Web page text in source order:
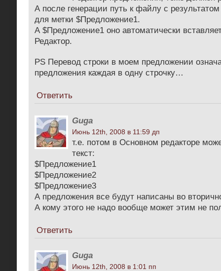
А после генерации путь к файлу с
для метки $Предложение1.
А $Предложение1 оно автоматически
Редактор.
PS Перевод строки в моем предложении
предложения каждая в одну строчку…
Ответить
Guga
Июнь 12th, 2008 в 11:59 дп
т.е. потом в Основном редакторе
текст:
$Предложение1
$Предложение2
$Предложение3
А предложения все будут написаны во
А кому этого не надо вообще может этим не
Ответить
Guga
Июнь 12th, 2008 в 1:01 пп